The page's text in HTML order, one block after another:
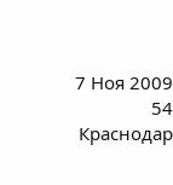
7 Ноя 2009
54
Краснодар